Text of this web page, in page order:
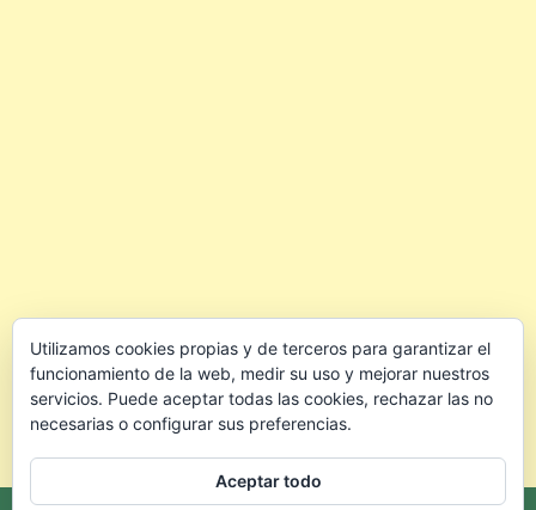
Utilizamos cookies propias y de terceros para garantizar el
funcionamiento de la web, medir su uso y mejorar nuestros
servicios. Puede aceptar todas las cookies, rechazar las no
necesarias o configurar sus preferencias.
Aceptar todo